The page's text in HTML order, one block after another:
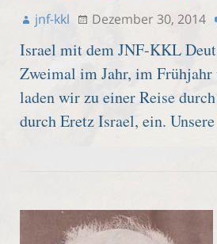
jnf-kkl Dezember 30, 2014
Israel mit dem JNF-KKL
Zweimal im Jahr, im Frühjahr
laden wir zu einer Reise
durch Eretz Israel, ein.